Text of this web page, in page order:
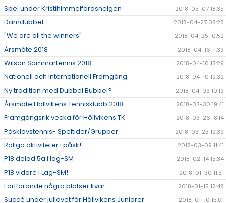
Spel under Kristihimmelfärdshelgen 2018-05-07 18:35
Damdubbel 2018-04-27 08:28
"We are all the winners" 2018-04-25 10:52
Årsmöte 2018 2018-04-16 11:39
Wilson Sommartennis 2018 2018-04-10 15:29
Nationell och Internationell Framgång 2018-04-10 12:32
Ny tradition med Dubbel Bubbel? 2018-04-09 10:19
Årsmöte Höllvikens Tennisklubb 2018 2018-03-30 19:41
Framgångsrik vecka för Höllvikens TK 2018-03-26 18:14
Påsklovstennis- Speltider/Grupper 2018-03-23 19:39
Roliga aktiviteter i påsk! 2018-03-09 11:41
P18 delad 5a i lag-SM 2018-02-14 15:34
P18 vidare i Lag-SM! 2018-01-30 11:31
Fortfarande några platser kvar 2018-01-15 12:48
Succé under jullovet för Höllvikens Juniorer 2018-01-10 15:01